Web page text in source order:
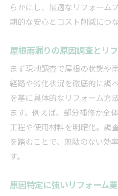
らかにし、最適なリフォーム
期的な安心とコスト削減につな
屋根雨漏りの原因調査とリ
まず現地調査で屋根の状態や
経路や劣化状況を徹底的に調
を基に具体的なリフォーム方
ます。例えば、部分補修か全
工程や使用材料を明確化。
を踏むことで、無駄のない効
す。
原因特定に強いリフォーム